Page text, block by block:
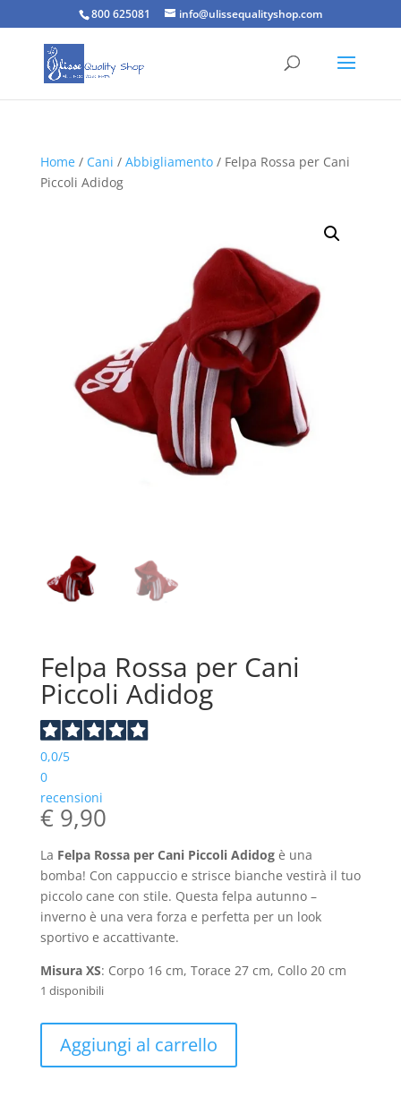
800 625081 info@ulissequalityshop.com
Home/ Cani / Abbigliamento/ Felpa Rossa per Cani
Piccoli Adidog
Felpa Rossa per Cani
Piccoli Adidog
0,0/5
0
recensioni
€9,90
La Felpa Rossa per Cani Piccoli Adidogè una
bomba! Con cappuccio e strisce bianche vestirà il tuo
piccolo cane con stile. Questa felpa autunno –
inverno è una vera forza e perfetta per un look
sportivo e accattivante.
Misura XS: Corpo 16 cm, Torace 27 cm, Collo 20 cm
1 disponibili
RossaAggiungi al carrello